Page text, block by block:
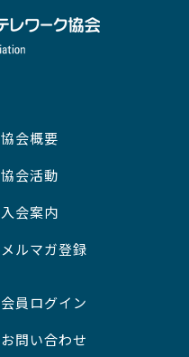
協会概要
協会活動
入会案内
メルマガ登録
会員ログイン
お問い合わせ